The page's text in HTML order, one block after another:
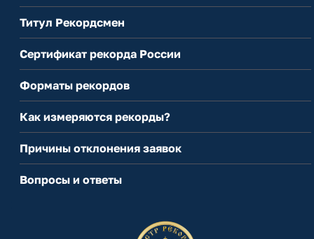
Титул Рекордсмен
Сертификат рекорда России
Форматы рекордов
Как измеряются рекорды?
Причины отклонения заявок
Вопросы и ответы